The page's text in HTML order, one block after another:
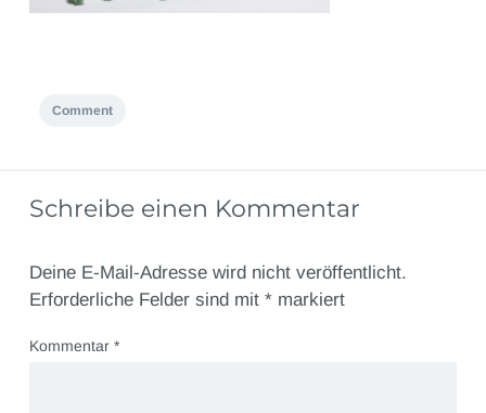
Comment
Schreibe einen Kommentar
Deine E-Mail-Adresse wird nicht veröffentlicht.
Erforderliche Felder sind mit *markiert
Kommentar *